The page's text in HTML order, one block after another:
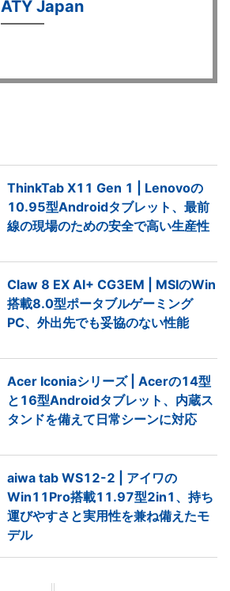
ATY Japan
ThinkTab X11 Gen 1 | Lenovoの
10.95型Androidタブレット、最前
線の現場のための安全で高い生産性
Claw 8 EX AI+ CG3EM | MSIのWin
搭載8.0型ポータブルゲーミング
PC、外出先でも妥協のない性能
Acer Iconiaシリーズ | Acerの14型
と16型Androidタブレット、内蔵ス
タンドを備えて日常シーンに対応
aiwa tab WS12-2 | アイワの
Win11Pro搭載11.97型2in1、持ち
運びやすさと実用性を兼ね備えたモ
デル